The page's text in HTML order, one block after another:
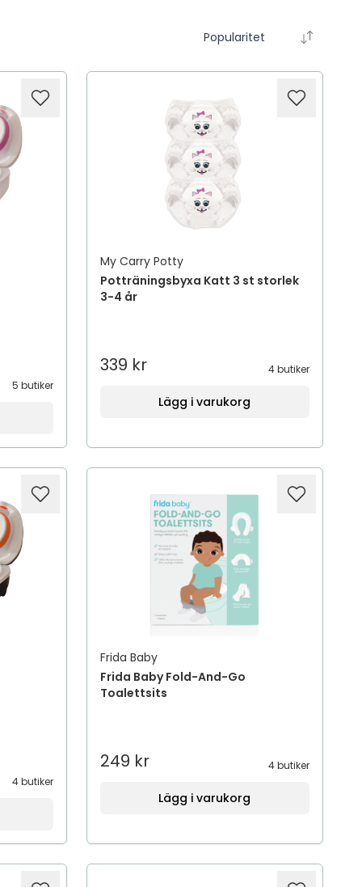
Popularitet
5 butiker
My Carry Potty
Potträningsbyxa Katt 3 st storlek
3-4 år
339 kr 4 butiker
Lägg i varukorg
4 butiker
Frida Baby
Frida Baby Fold-And-Go
Toalettsits
249 kr 4 butiker
Lägg i varukorg